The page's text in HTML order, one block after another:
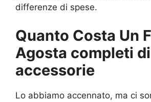
differenze di spese.
Quanto Costa Un
Agosta completi
accessorie
Lo abbiamo accennato, ma ci